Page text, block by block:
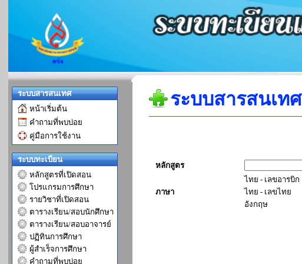
ระบบสารสนเทศ
หน้าเริ่มต้น
คำถามที่พบบ่อย
คู่มือการใช้งาน
ระบบทะเบียน
หลักสูตรที่เปิดสอน
โปรแกรมการศึกษา
รายวิชาที่เปิดสอน
ตารางเรียน/สอบนักศึกษา
ตารางเรียน/สอบอาจารย์
ปฏิทินการศึกษา
ผู้สำเร็จการศึกษา
คำถามที่พบบ่อย
ระบบสารสนเทศ
หลักสูตร
ภาษา
ไทย - เลขอารบิก
ไทย - เลขไทย
อังกฤษ